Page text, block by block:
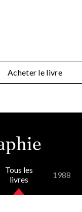
Acheter le livre
Tous les
livres
1988